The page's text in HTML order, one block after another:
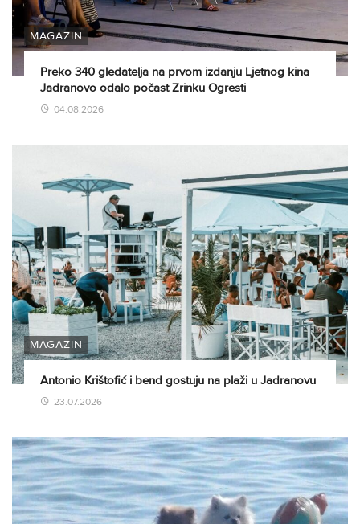
MAGAZIN
Preko 340 gledatelja na prvom izdanju Ljetnog kina
Jadranovo odalo počast Zrinku Ogresti
04.08.2026
MAGAZIN
Antonio Krištofić i bend gostuju na plaži u Jadranovu
23.07.2026